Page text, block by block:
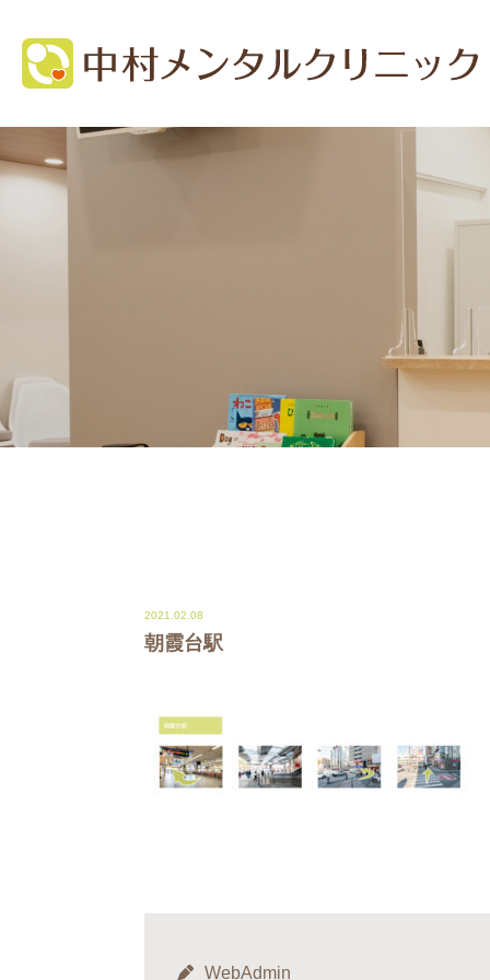
2021.02.08
朝霞台駅
WebAdmin